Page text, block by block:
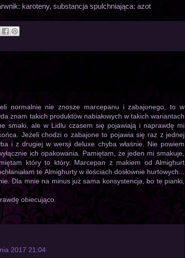
karoteny, substancja spulchniająca: azot
normalnie nie znosze marcepanu i zabajonego, to w
znam takich produktów nabiałowych w takich wariantach
smaki, ale w Lidlu czasem się pojawiają i naprawdę mi
Jeżeli chodzi o zabajone to pojawia się raz z jednej
i z drugiej w wersji deluxe chyba właśnie. Nie powiem
ich opakowania. Pamiętam, że jeden mi smakuje,
który to który. Marcepan z makiem od Almighurt
te Almighurty w ilościach dosłownie hurtowych...
Dla mnie na minus już sama konsystencja, bo te pianki,
obiecująco.
2017 21:04